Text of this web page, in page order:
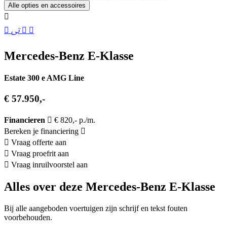
Alle opties en accessoires
Mercedes-Benz E-Klasse
Estate 300 e AMG Line
€ 57.950,-
Financieren
€ 820,- p./m.
Bereken je financiering
Vraag offerte aan
Vraag proefrit aan
Vraag inruilvoorstel aan
Alles over deze Mercedes-Benz E-Klasse
Bij alle aangeboden voertuigen zijn schrijf en tekst fouten
voorbehouden.